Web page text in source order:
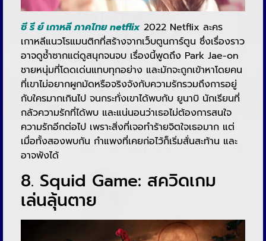
ซี รี ย์ เกาหลี ภาคไทย netflix 2022 Netflix ละคร
เกาหลีแนวโรแมนติกที่สร้างจากเว็บตูนการ์ตูน ซึ่งเรื่องราว
อาจดูซ้ำซากแต่ดูสนุกจนจบ เรื่องนี้พูดถึง Park Jae-on
ชายหนุ่มที่โดดเด่นแทบทุกอย่าง และมักจะถูกเข้าหาโดยคน
ที่เขาไม่อยากผูกมัดหรือจริงจังกับความรักรวมถึงการอยู่
กับใครมากเกินไป จนกระทั่งเขาได้พบกับ ยูนาบิ นักเรียนที่
กลัวความรักที่ได้พบ และแน่นอนว่าเธอไม่ต้องการสนใจ
ความรักอีกต่อไป เพราะสิ่งที่เจอทำร้ายจิตใจเธอมาก แต่
เมื่อทั้งสองพบกัน กำแพงที่เคยก่อไว้ก็เริ่มสั่นสะท้าน และ
อาจพังได้
8. Squid Game: สควิดเกม
เล่นลุ้นตาย